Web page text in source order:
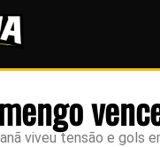
viveu tensão e gols